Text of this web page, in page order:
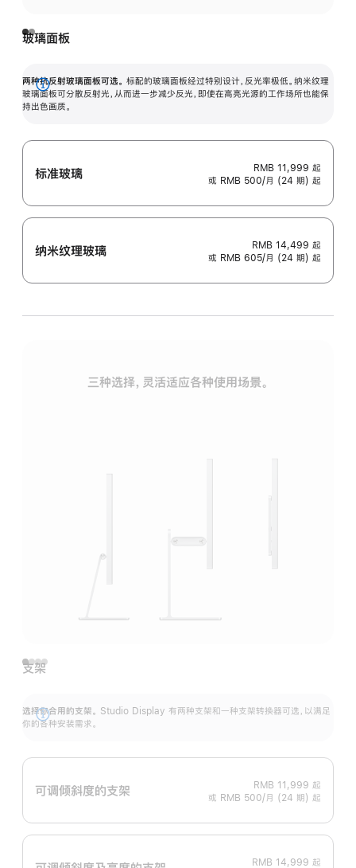
玻璃面板
两种抗反射玻璃面板可选。 标配的玻璃面板经过特别设计，反光率极低。纳米纹理
玻璃面板可分散反射光，从而进一步减少反光，即使在高亮光源的工作场所也能保
持出色画质。
展
开
标准玻璃 RMB 11,999 起
或 RMB 500/月 (24 期) 起
纳米纹理玻璃 RMB 14,499 起
或 RMB 605/月 (24 期) 起
三种选择，灵活适应各种使用场景。
支架
选择你合用的支架。 Studio Display 有两种支架和一种支架转换器可选，以满足
你的各种安装需求。
展
可调倾斜度的支架 RMB 11,999 起
或 RMB 500/月 (24 期) 起
RMB 14,999 起